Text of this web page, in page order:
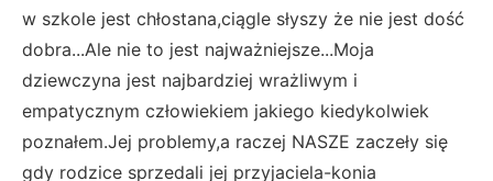
w szkole jest chłostana,ciągle słyszy że nie jest dość
dobra...Ale nie to jest najważniejsze...Moja
dziewczyna jest najbardziej wrażliwym i
empatycznym człowiekiem jakiego kiedykolwiek
poznałem.Jej problemy,a raczej NASZE zaczeły się
gdy rodzice sprzedali jej przyjaciela-konia